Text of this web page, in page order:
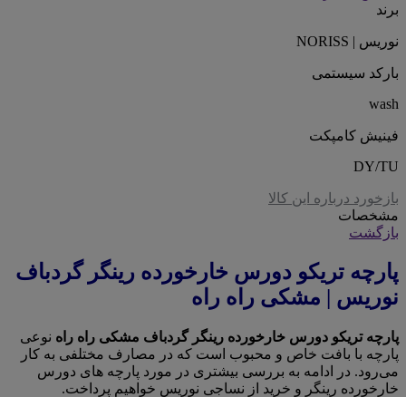
برند
نوریس | NORISS
بارکد سیستمی
wash
فینیش کامپکت
DY/TU
بازخورد درباره این کالا
مشخصات
بازگشت
پارچه تریکو دورس خارخورده رینگر گردباف
نوریس | مشکی راه راه
پارچه تریکو دورس خارخورده رینگر گردباف مشکی راه راه نوعی
پارچه با بافت خاص و محبوب است که در مصارف مختلفی به کار
می‌رود. در ادامه به بررسی بیشتری در مورد پارچه های دورس
خارخورده رینگر و خرید از نساجی نوریس خواهیم پرداخت.